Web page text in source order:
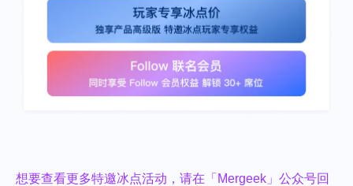
想要查看更多特邀冰点活动，请在「Mergeek」公众号回